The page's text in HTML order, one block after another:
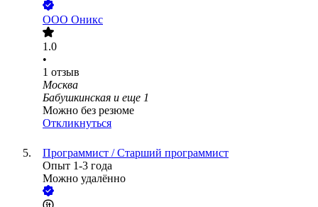
ООО Оникс
1.0
•
1 отзыв
Москва
Бабушкинская и еще 1
Можно без резюме
Откликнуться
Программист / Старший программист
Опыт 1-3 года
Можно удалённо